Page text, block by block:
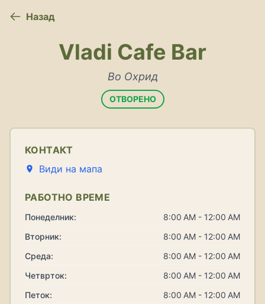
Назад
Vladi Cafe Bar
Во Охрид
ОТВОРЕНО
КОНТАКТ
Види на мапа
РАБОТНО ВРЕМЕ
Понеделник:
8:00 AM - 12:00 AM
Вторник:
8:00 AM - 12:00 AM
Среда:
8:00 AM - 12:00 AM
Четврток:
8:00 AM - 12:00 AM
Петок:
8:00 AM - 12:00 AM